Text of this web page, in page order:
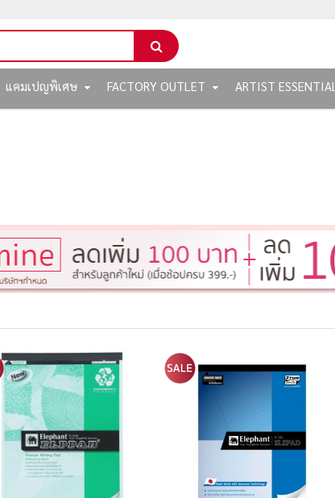
แคมเปญพิเศษ FACTORY OUTLET
ARTIST